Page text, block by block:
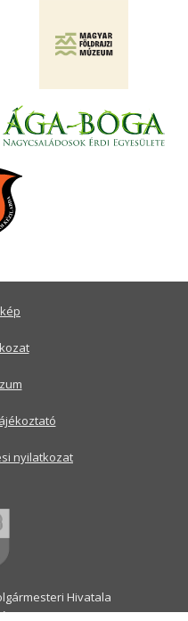
Hivatala
utca 1.
nyilatkozat